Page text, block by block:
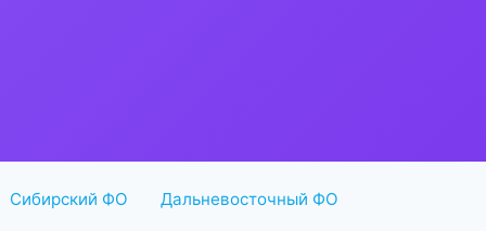
Сибирский ФО Дальневосточный ФО